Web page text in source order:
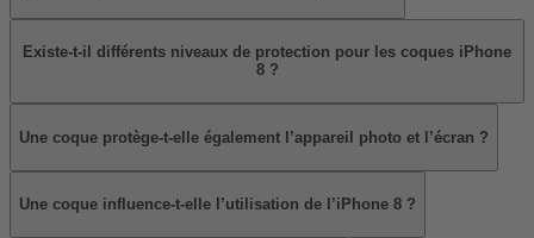
Existe-t-il différents niveaux de protection pour les coques iPhone
8 ?
Une coque protège-t-elle également l’appareil photo et l’écran ?
Une coque influence-t-elle l’utilisation de l’iPhone 8 ?